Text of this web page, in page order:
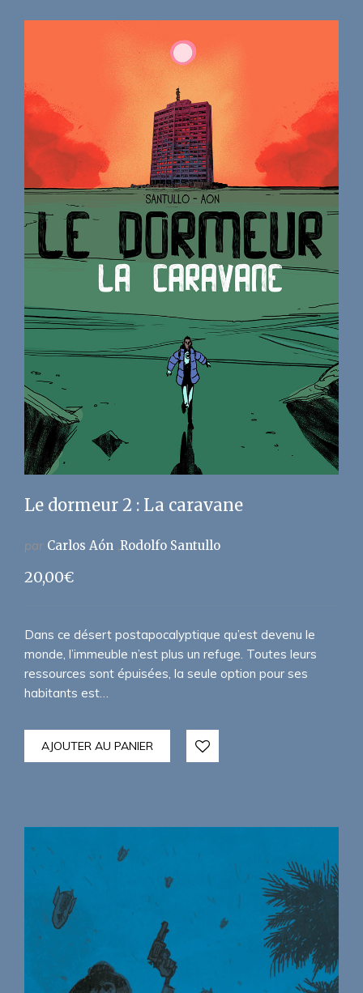
Le dormeur 2 : La caravane
par Carlos Aón Rodolfo Santullo
20,00€
Dans ce désert postapocalyptique qu’est devenu le
monde, l’immeuble n’est plus un refuge. Toutes leurs
ressources sont épuisées, la seule option pour ses
habitants est…
AJOUTER AU PANIER